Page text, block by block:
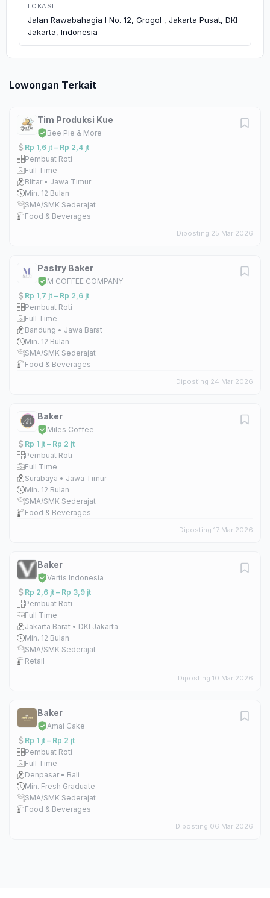
LOKASI
Jalan Rawabahagia I No. 12, Grogol , Jakarta Pusat, DKI
Jakarta, Indonesia
Lowongan Terkait
Tim Produksi Kue
Bee Pie & More
Rp 1,6 jt – Rp 2,4 jt
Pembuat Roti
Full Time
Blitar • Jawa Timur
Min. 12 Bulan
SMA/SMK Sederajat
Food & Beverages
Diposting 25 Mar 2026
Pastry Baker
M COFFEE COMPANY
Rp 1,7 jt – Rp 2,6 jt
Pembuat Roti
Full Time
Bandung • Jawa Barat
Min. 12 Bulan
SMA/SMK Sederajat
Food & Beverages
Diposting 24 Mar 2026
Baker
Miles Coffee
Rp 1 jt – Rp 2 jt
Pembuat Roti
Full Time
Surabaya • Jawa Timur
Min. 12 Bulan
SMA/SMK Sederajat
Food & Beverages
Diposting 17 Mar 2026
Baker
Vertis Indonesia
Rp 2,6 jt – Rp 3,9 jt
Pembuat Roti
Full Time
Jakarta Barat • DKI Jakarta
Min. 12 Bulan
SMA/SMK Sederajat
Retail
Diposting 10 Mar 2026
Baker
Amai Cake
Rp 1 jt – Rp 2 jt
Pembuat Roti
Full Time
Denpasar • Bali
Min. Fresh Graduate
SMA/SMK Sederajat
Food & Beverages
Diposting 06 Mar 2026